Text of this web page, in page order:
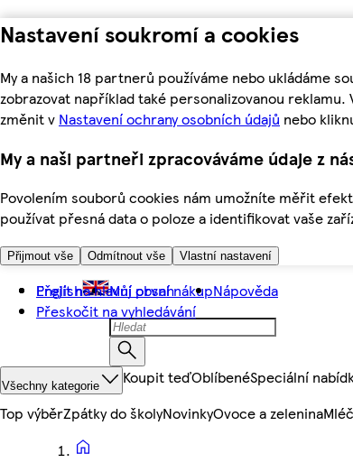
Nastavení soukromí a cookies
My a našich 18 partnerů používáme nebo ukládáme
zobrazovat například také personalizovanou
změnit v Nastavení ochrany osobních údajů nebo
My a naši partneři zpracováváme údaje z
Povolením souborů cookies nám umožníte měřit
používat přesná data o poloze a identifikovat vaše
Přijmout vše Odmítnout vše Vlastní nastavení
Přejít na hlavní obsah
Přeskočit na vyhledávání
English Můj první nákupNápověda
Všechny kategorie Koupit teďOblíbenéSpeciální
Top výběrZpátky do školyNovinkyOvoce a zelenina